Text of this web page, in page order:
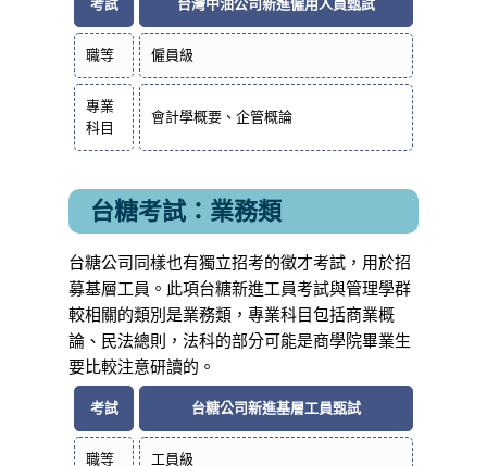
考試 台灣中油公司新進僱用人員甄試
職等 僱員級
專業
科目
會計學概要、企管概論
台糖考試：業務類
台糖公司同樣也有獨立招考的徵才考試，用於招
募基層工員。此項台糖新進工員考試與管理學群
較相關的類別是業務類，專業科目包括商業概
論、民法總則，法科的部分可能是商學院畢業生
要比較注意研讀的。
考試 台糖公司新進基層工員甄試
職等 工員級